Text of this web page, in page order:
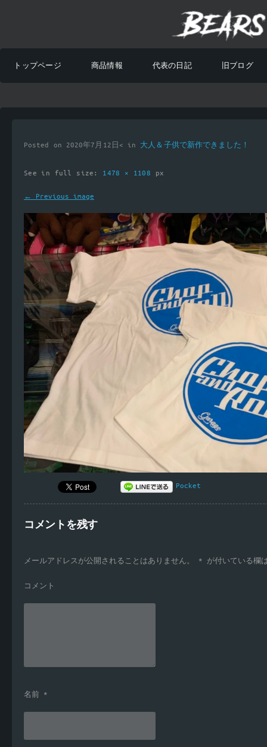
トップページ 商品情報 代表の日記 旧ブログ
Posted on 2020年7月12日< in 大人＆子供で新作できました！
See in full size: 1478 × 1108 px
← Previous image
Pocket
コメントを残す
メールアドレスが公開されることはありません。 * が付いている欄
コメント
名前 *